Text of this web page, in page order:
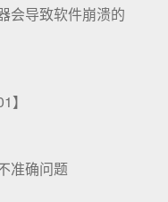
会导致软件崩溃的
】
准确问题